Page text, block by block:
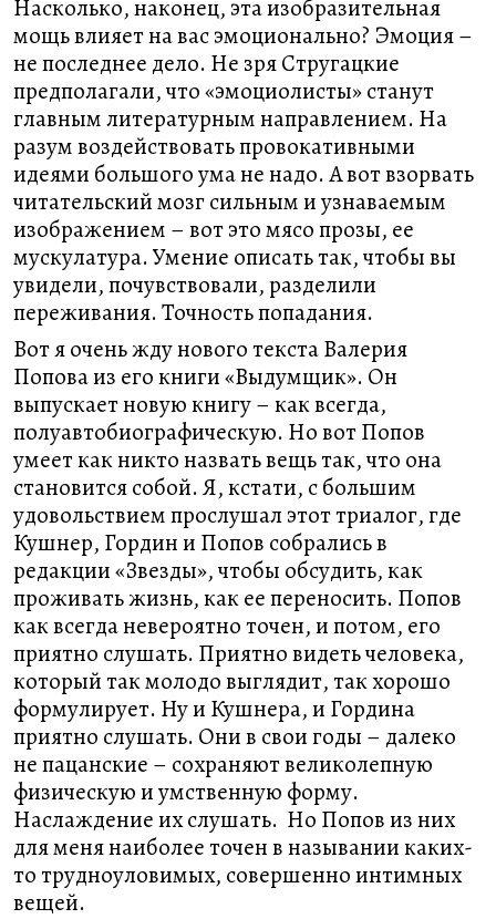
Насколько, наконец, эта изобразительная
мощь влияет на вас эмоционально? Эмоция –
не последнее дело. Не зря Стругацкие
предполагали, что «эмоциолисты» станут
главным литературным направлением. На
разум воздействовать провокативными
идеями большого ума не надо. А вот взорвать
читательский мозг сильным и узнаваемым
изображением – вот это мясо прозы, ее
мускулатура. Умение описать так, чтобы вы
увидели, почувствовали, разделили
переживания. Точность попадания.
Вот я очень жду нового текста Валерия
Попова из его книги «Выдумщик». Он
выпускает новую книгу – как всегда,
полуавтобиографическую. Но вот Попов
умеет как никто назвать вещь так, что она
становится собой. Я, кстати, с большим
удовольствием прослушал этот триалог, где
Кушнер, Гордин и Попов собрались в
редакции «Звезды», чтобы обсудить, как
проживать жизнь, как ее переносить. Попов
как всегда невероятно точен, и потом, его
приятно слушать. Приятно видеть человека,
который так молодо выглядит, так хорошо
формулирует. Ну и Кушнера, и Гордина
приятно слушать. Они в свои годы – далеко
не пацанские – сохраняют великолепную
физическую и умственную форму.
Наслаждение их слушать. Но Попов из них
для меня наиболее точен в назывании каких-
то трудноуловимых, совершенно интимных
вещей.